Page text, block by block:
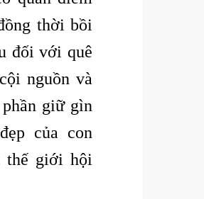
thời bồi
đối với quê
nguồn và
giữ gìn
của con
thế giới hội